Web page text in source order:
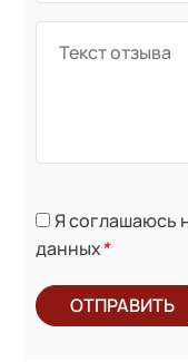
Я соглашаюсь
данных*
ОТПРАВИТЬ